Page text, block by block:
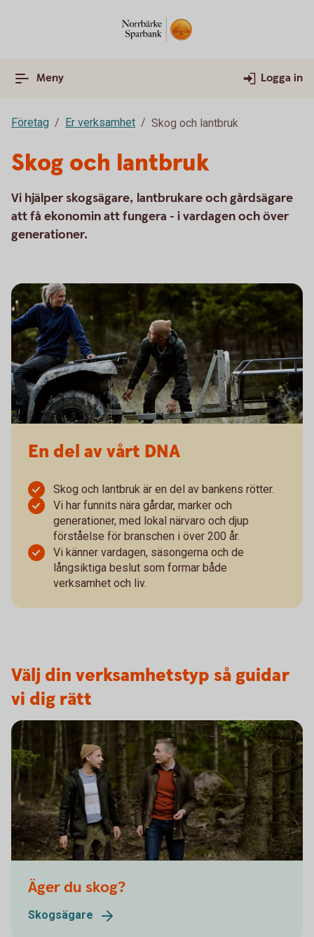
Meny Logga in
Företag Er verksamhet Skog och lantbruk
Skog och lantbruk
Vi hjälper skogsägare, lantbrukare och gårdsägare
att få ekonomin att fungera - i vardagen och över
generationer.
En del av vårt DNA
Skog och lantbruk är en del av bankens rötter.
Vi har funnits nära gårdar, marker och
generationer, med lokal närvaro och djup
förståelse för branschen i över 200 år.
Vi känner vardagen, säsongerna och de
långsiktiga beslut som formar både
verksamhet och liv.
Välj din verksamhetstyp så guidar
vi dig rätt
Äger du skog?
Skogsägare